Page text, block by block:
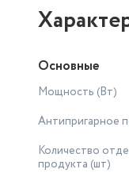
Вафельница
ручке
На ваш выбор!
Вафельница «3
Основные
Мощность (Вт)
Антипригарное
Количество
продукта (шт)